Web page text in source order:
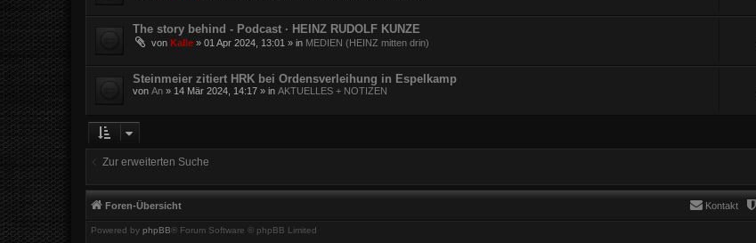
The story behind - Podcast · HEINZ RUDOLF KUNZE
von Kalle » 01 Apr 2024, 13:01 » in MEDIEN (HEINZ mitten drin)
Steinmeier zitiert HRK bei Ordensverleihung in Espelkamp
von An » 14 Mär 2024, 14:17 » in AKTUELLES + NOTIZEN
Zur erweiterten Suche
Foren-Übersicht Kontakt
Powered by phpBB® Forum Software © phpBB Limited